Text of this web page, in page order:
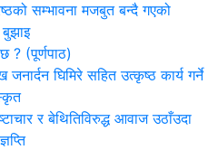
सम्भावना मजबुत बन्दै गएको
? (पूर्णपाठ)
जनार्दन घिमिरे सहित उत्कृष्ठ कार्य गर्ने
र बेथितिविरुद्ध आवाज उठाँउदा